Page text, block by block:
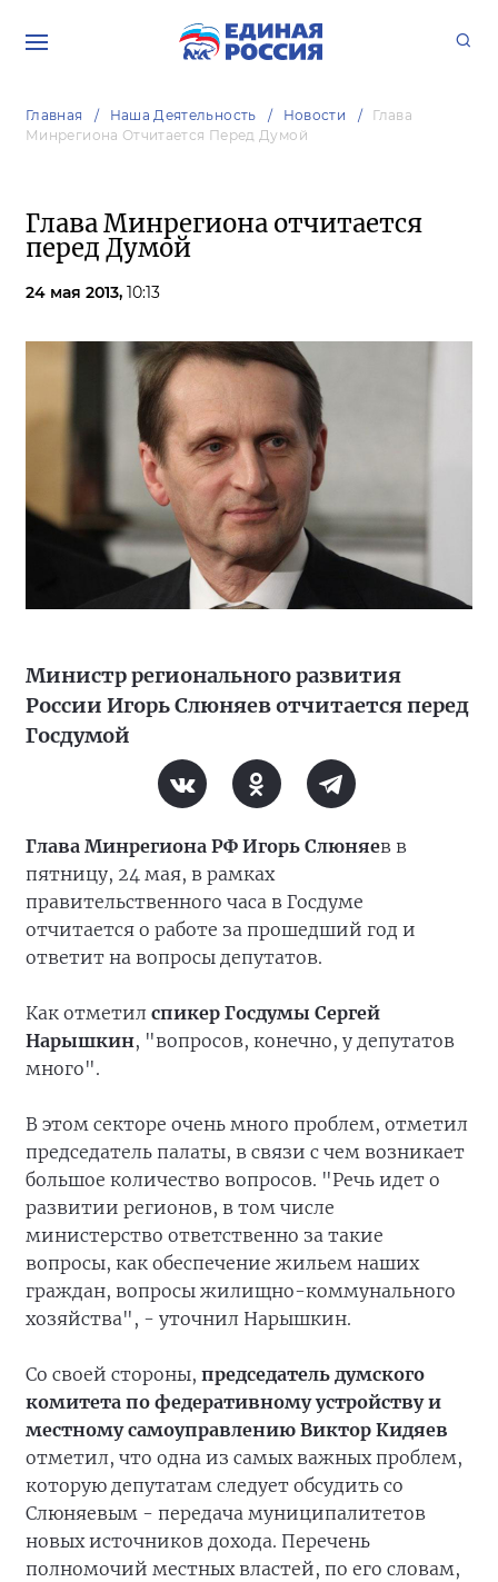
Главная Наша Деятельность Новости
Глава
Минрегиона Отчитается Перед Думой
Глава Минрегиона отчитается
перед Думой
24 мая 2013, 10:13
Министр регионального развития
России Игорь Слюняев отчитается перед
Госдумой
Глава Минрегиона РФ Игорь Слюняев в
пятницу, 24 мая, в рамках
правительственного часа в Госдуме
отчитается о работе за прошедший год и
ответит на вопросы депутатов.
Как отметил спикер Госдумы Сергей
Нарышкин, "вопросов, конечно, у депутатов
много".
В этом секторе очень много проблем, отметил
председатель палаты, в связи с чем возникает
большое количество вопросов. "Речь идет о
развитии регионов, в том числе
министерство ответственно за такие
вопросы, как обеспечение жильем наших
граждан, вопросы жилищно-коммунального
хозяйства", - уточнил Нарышкин.
Со своей стороны, председатель думского
комитета по федеративному устройству и
местному самоуправлению Виктор Кидяев
отметил, что одна из самых важных проблем,
которую депутатам следует обсудить со
Слюняевым - передача муниципалитетов
новых источников дохода. Перечень
полномочий местных властей, по его словам,